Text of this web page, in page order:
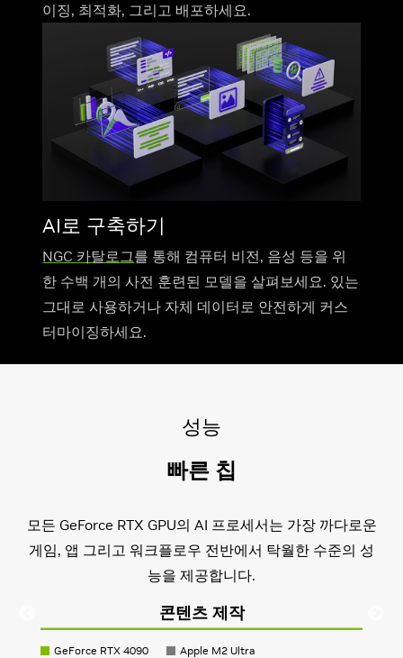
이징, 최적화, 그리고 배포하세요.
AI로 구축하기
NGC 카탈로그를 통해 컴퓨터 비전, 음성 등을 위
한 수백 개의 사전 훈련된 모델을 살펴보세요. 있는
그대로 사용하거나 자체 데이터로 안전하게 커스
터마이징하세요.
성능
빠른 칩
모든 GeForce RTX GPU의 AI 프로세서는 가장 까다로운
게임, 앱 그리고 워크플로우 전반에서 탁월한 수준의 성
능을 제공합니다.
콘텐츠 제작
GeForce RTX 4090 Apple M2 Ultra
DLSS On DLSS Off
GeForce RTX 4090 Apple M2 Ultra
TensorRT-LLM 기반 TensorRT-LLM 미기반